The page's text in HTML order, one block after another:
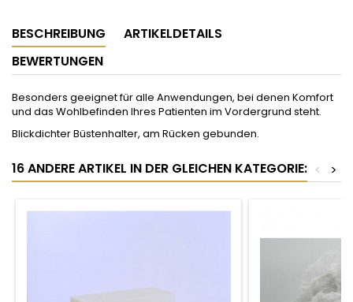
BESCHREIBUNG
ARTIKELDETAILS
BEWERTUNGEN
Besonders geeignet für alle Anwendungen, bei denen Komfort
und das Wohlbefinden Ihres Patienten im Vordergrund steht.
Blickdichter Büstenhalter, am Rücken gebunden.
16 ANDERE ARTIKEL IN DER GLEICHEN KATEGORIE: >
<